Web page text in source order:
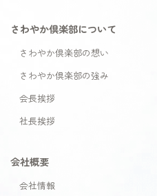
さわやか倶楽部について
さわやか倶楽部の想い
さわやか倶楽部の強み
会長挨拶
社長挨拶
会社概要
会社情報